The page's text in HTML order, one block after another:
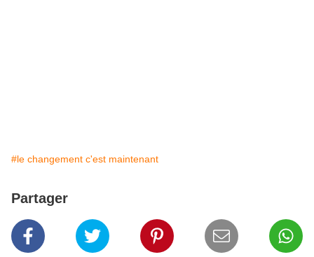
#le changement c'est maintenant
Partager